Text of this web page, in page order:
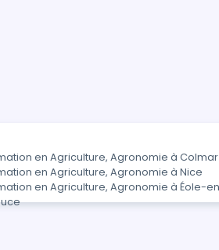
en Agriculture, Agronomie à Colmar
en Agriculture, Agronomie à Nice
en Agriculture, Agronomie à Éole-